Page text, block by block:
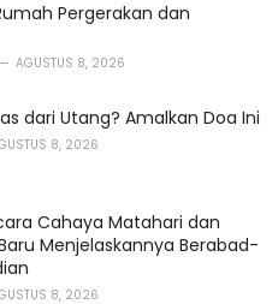
Pergerakan dan
AGUSTUS 8, 2026
dari Utang? Amalkan Doa Ini
8, 2026
Cahaya Matahari dan
Menjelaskannya Berabad-
8, 2026